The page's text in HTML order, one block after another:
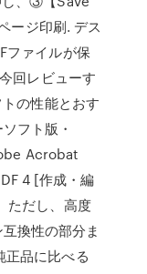
ージ印刷. デス
ファイルが保
回レビューす
の性能とおす
フト版・
Acrobat
4 [作成・編
ただし、高度
換性の部分ま
品に比べる